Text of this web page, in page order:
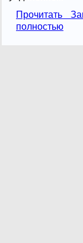
Прочитать
полностью